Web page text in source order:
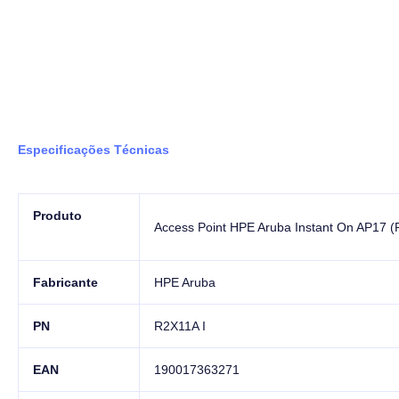
Especificações Técnicas
Produto
Access Point HPE Aruba Instant On AP17
Fabricante HPE Aruba
PN R2X11A I
EAN 190017363271